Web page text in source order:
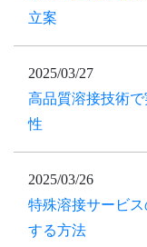
立案
2025/03/27
高品質溶接技術
性
2025/03/26
特殊溶接サービ
する方法